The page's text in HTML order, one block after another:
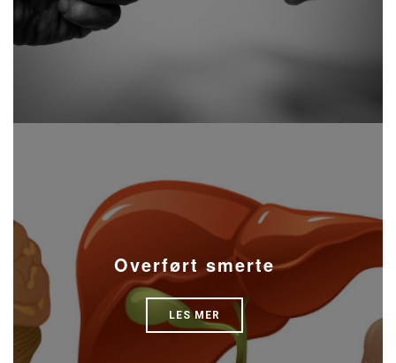
Overført smerte
LES MER